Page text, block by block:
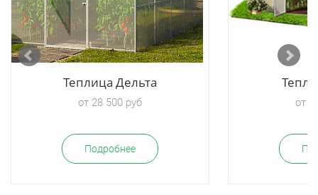
Теплица Дельта
от 28 500 руб
Подробнее
от